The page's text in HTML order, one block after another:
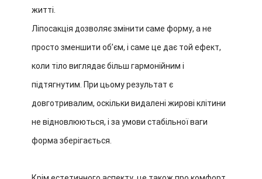
житті.
Ліпосакція дозволяє змінити саме форму, а не
просто зменшити об’єм, і саме це дає той ефект,
коли тіло виглядає більш гармонійним і
підтягнутим. При цьому результат є
довготривалим, оскільки видалені жирові клітини
не відновлюються, і за умови стабільної ваги
форма зберігається.